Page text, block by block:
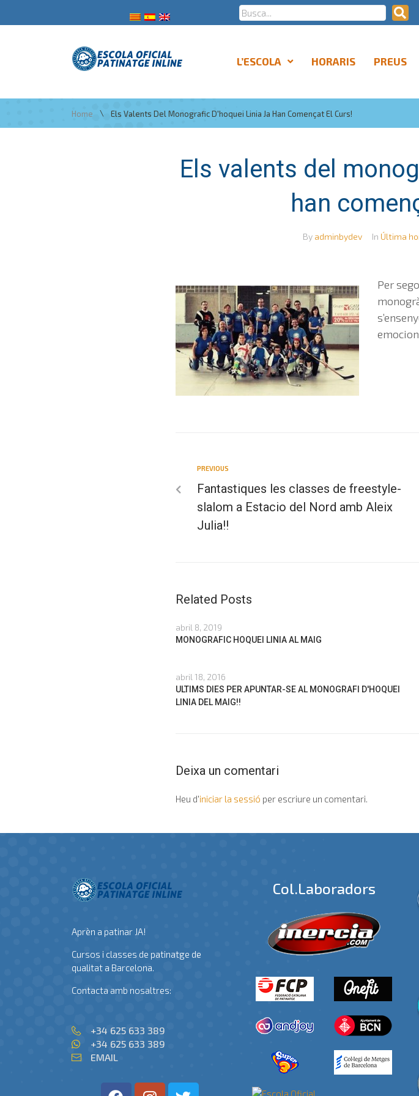
L’ESCOLA HORARIS PREUS
Home \ Els Valents Del Monografic D'hoquei Linia Ja Han Començat El Curs!
Els valents del
han
By adminbydev In Última
Per
PREVIOUS
Fantastiques les classes de freestyle-
slalom a Estacio del Nord amb Aleix
Julia!!
Related Posts
abril 8, 2019
MONOGRAFIC HOQUEI LINIA AL MAIG
abril 18, 2016
ULTIMS DIES PER APUNTAR-SE AL MONOGRAFI D'HOQUEI
LINIA DEL MAIG!!
Deixa un comentari
Heu d'iniciar la sessió per escriure un comentari.
Aprèn a patinar JA!
Cursos i classes de patinatge de
qualitat a Barcelona.
Contacta amb nosaltres:
+34 625 633 389
+34 625 633 389
EMAIL
Col.laboradors